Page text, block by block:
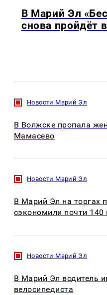
В Марий Эл
снова пройдёт
Новости Марий Эл
В Волжске пропала
Мамасево
Новости Марий Эл
В Марий Эл на торгах
сэкономили почти 140
Новости Марий Эл
В Марий Эл водитель
велосипедиста